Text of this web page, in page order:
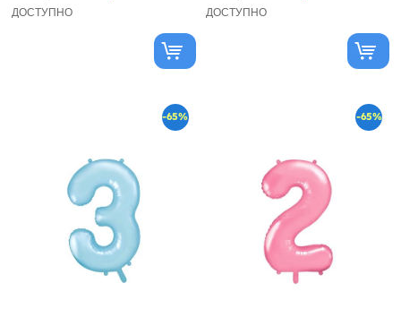
ДОСТУПНО ДОСТУПНО
-65% -65%